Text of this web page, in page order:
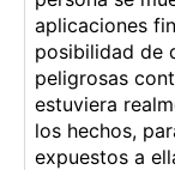
aplicaciones
posibilidad de
peligrosas
estuviera
los hechos,
expuestos a